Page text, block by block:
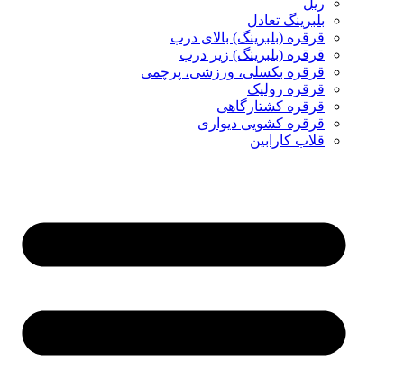
ریل
بلبرینگ تعادل
قرقره (بلبرینگ) بالای درب
قرقره (بلبرینگ) زیر درب
قرقره بکسلی، ورزشی، پرچمی
قرقره رولیک
قرقره کشتارگاهی
قرقره کشویی دیواری
قلاب کارابین